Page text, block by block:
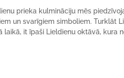
prieka kulmināciju mēs
un svarīgiem simboliem. Turklāt
it īpaši Lieldienu oktāvā, kura